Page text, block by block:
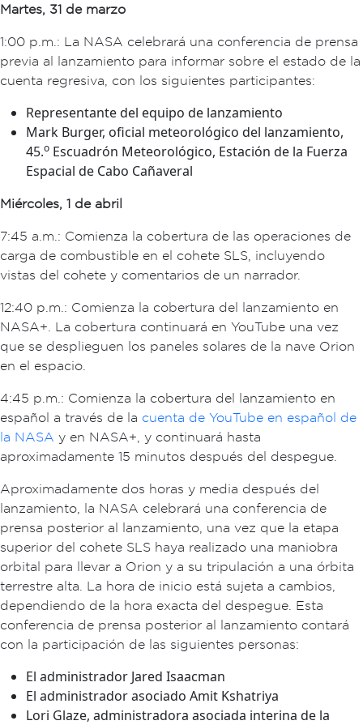
Martes, 31 de marzo
1:00 p.m.: La NASA celebrará una conferencia de prensa
previa al lanzamiento para informar sobre el estado de la
cuenta regresiva, con los siguientes participantes:
Representante del equipo de lanzamiento
Mark Burger, oficial meteorológico del lanzamiento,
45.o Escuadrón Meteorológico, Estación de la Fuerza
Espacial de Cabo Cañaveral
Miércoles, 1 de abril
7:45 a.m.: Comienza la cobertura de las operaciones de
carga de combustible en el cohete SLS, incluyendo
vistas del cohete y comentarios de un narrador.
12:40 p.m.: Comienza la cobertura del lanzamiento en
NASA+. La cobertura continuará en YouTube una vez
que se desplieguen los paneles solares de la nave Orion
en el espacio.
4:45 p.m.: Comienza la cobertura del lanzamiento en
español a través de la cuenta de YouTube en español de
la NASA y en NASA+, y continuará hasta
aproximadamente 15 minutos después del despegue.
Aproximadamente dos horas y media después del
lanzamiento, la NASA celebrará una conferencia de
prensa posterior al lanzamiento, una vez que la etapa
superior del cohete SLS haya realizado una maniobra
orbital para llevar a Orion y a su tripulación a una órbita
terrestre alta. La hora de inicio está sujeta a cambios,
dependiendo de la hora exacta del despegue. Esta
conferencia de prensa posterior al lanzamiento contará
con la participación de las siguientes personas:
El administrador Jared Isaacman
El administrador asociado Amit Kshatriya
Lori Glaze, administradora asociada interina de la